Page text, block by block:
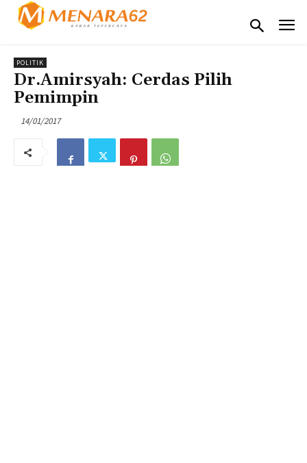
POLITIK
Dr.Amirsyah: Cerdas Pilih
Pemimpin
14/01/2017